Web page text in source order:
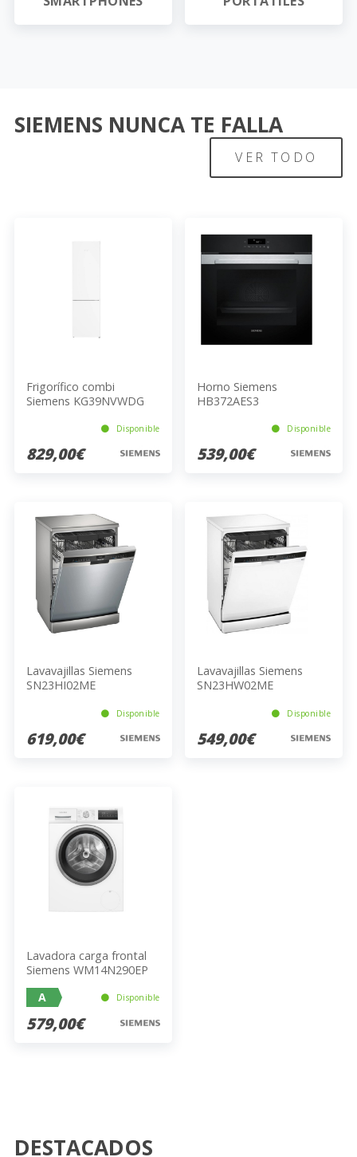
SIEMENS NUNCA TE FALLA
VER TODO
Frigorífico combi
Siemens KG39NVWDG
Disponible
829,00€
Horno Siemens
HB372AES3
Disponible
539,00€
Lavavajillas Siemens
SN23HI02ME
Disponible
619,00€
Lavavajillas Siemens
SN23HW02ME
Disponible
549,00€
Lavadora carga frontal
Siemens WM14N290EP
A
Disponible
579,00€
DESTACADOS